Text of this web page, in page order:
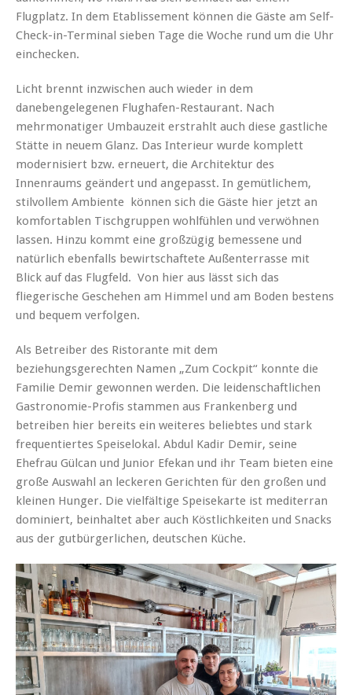
Flugplatz. In dem Etablissement können die Gäste am Self-
Check-in-Terminal sieben Tage die Woche rund um die Uhr
einchecken.
Licht brennt inzwischen auch wieder in dem
danebengelegenen Flughafen-Restaurant. Nach
mehrmonatiger Umbauzeit erstrahlt auch diese gastliche
Stätte in neuem Glanz. Das Interieur wurde komplett
modernisiert bzw. erneuert, die Architektur des
Innenraums geändert und angepasst. In gemütlichem,
stilvollem Ambiente können sich die Gäste hier jetzt an
komfortablen Tischgruppen wohlfühlen und verwöhnen
lassen. Hinzu kommt eine großzügig bemessene und
natürlich ebenfalls bewirtschaftete Außenterrasse mit
Blick auf das Flugfeld. Von hier aus lässt sich das
fliegerische Geschehen am Himmel und am Boden bestens
und bequem verfolgen.
Als Betreiber des Ristorante mit dem
beziehungsgerechten Namen „Zum Cockpit“ konnte die
Familie Demir gewonnen werden. Die leidenschaftlichen
Gastronomie-Profis stammen aus Frankenberg und
betreiben hier bereits ein weiteres beliebtes und stark
frequentiertes Speiselokal. Abdul Kadir Demir, seine
Ehefrau Gülcan und Junior Efekan und ihr Team bieten eine
große Auswahl an leckeren Gerichten für den großen und
kleinen Hunger. Die vielfältige Speisekarte ist mediterran
dominiert, beinhaltet aber auch Köstlichkeiten und Snacks
aus der gutbürgerlichen, deutschen Küche.